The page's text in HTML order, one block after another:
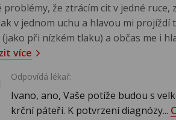
problémy, že ztrácím cit v jedné ruce,
v jednom uchu a hlavou mi projíždí
při nízkém tlaku) a občas me i
více
Odpovídá lékař:
Ivano, ano, Vaše potíže budou s
krční páteří. K potvrzení diagnózy...